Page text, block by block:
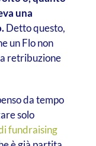
una
Detto questo,
un Flo non
retribuzione
da tempo
solo
fundraising